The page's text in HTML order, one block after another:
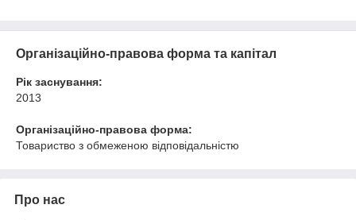
Організаційно-правова форма та капітал
Рік заснування:
2013
Організаційно-правова форма:
Товариство з обмеженою відповідальністю
Про нас